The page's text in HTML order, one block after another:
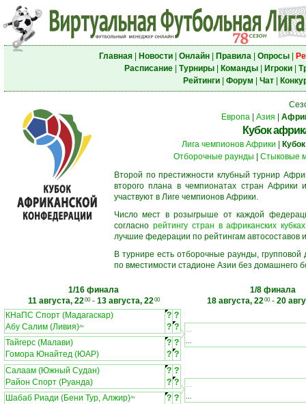
Главная| Новости| Онлайн| Правила| Опросы|
Расписание| Турниры| Команды| Игроки|
Рейтинги| Форум Чат|
Европа
Азия
Кубок
Лига чемпионов Африки
Отборочные раунды
Стыковые
Второй по престижности клубный турнир
второго плана в чемпионатах стран Африки
участвуют в Лиге чемпионов Африки.
Число мест в розыгрыше от каждой
согласно рейтингу стран в африканских кубках
лучшие федерации по рейтингам автосоставов
В турнире есть отборочные раунды,
по вместимости стадионе Азии без домашнего
1/16 финала
11 августа, 2200- 13 августа, 2200
1/8 финала
18 августа, 2200- 20
КНаПС Спорт (Мадагаскар)
? ?
Абу Салим (Ливия)ЛЧ ? ?
Тайгерс (Малави)
? ?
Гомора Юнайтед (ЮАР)
? ?
...
...
Салаам (Южный Судан) ? ?
Район Спорт (Руанда)
? ?
Шабаб Риади (Бени Тур, Алжир)ЛЧ ? ?
...
...